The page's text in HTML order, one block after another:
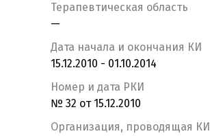
Терапевтическая область
—
Дата начала и окончания КИ
15.12.2010 - 01.10.2014
Номер и дата РКИ
№ 32 от 15.12.2010
Организация, проводящая КИ